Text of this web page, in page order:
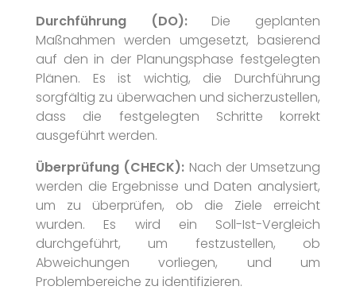
Durchführung (DO): Die geplanten
Maßnahmen werden umgesetzt, basierend
auf den in der Planungsphase festgelegten
Plänen. Es ist wichtig, die Durchführung
sorgfältig zu überwachen und sicherzustellen,
dass die festgelegten Schritte korrekt
ausgeführt werden.
Überprüfung (CHECK): Nach der Umsetzung
werden die Ergebnisse und Daten analysiert,
um zu überprüfen, ob die Ziele erreicht
wurden. Es wird ein Soll-Ist-Vergleich
durchgeführt, um festzustellen, ob
Abweichungen vorliegen, und um
Problembereiche zu identifizieren.